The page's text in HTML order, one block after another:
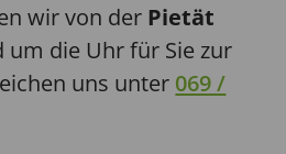
wir von der Pietät
um die Uhr für Sie zur
uns unter 069 /